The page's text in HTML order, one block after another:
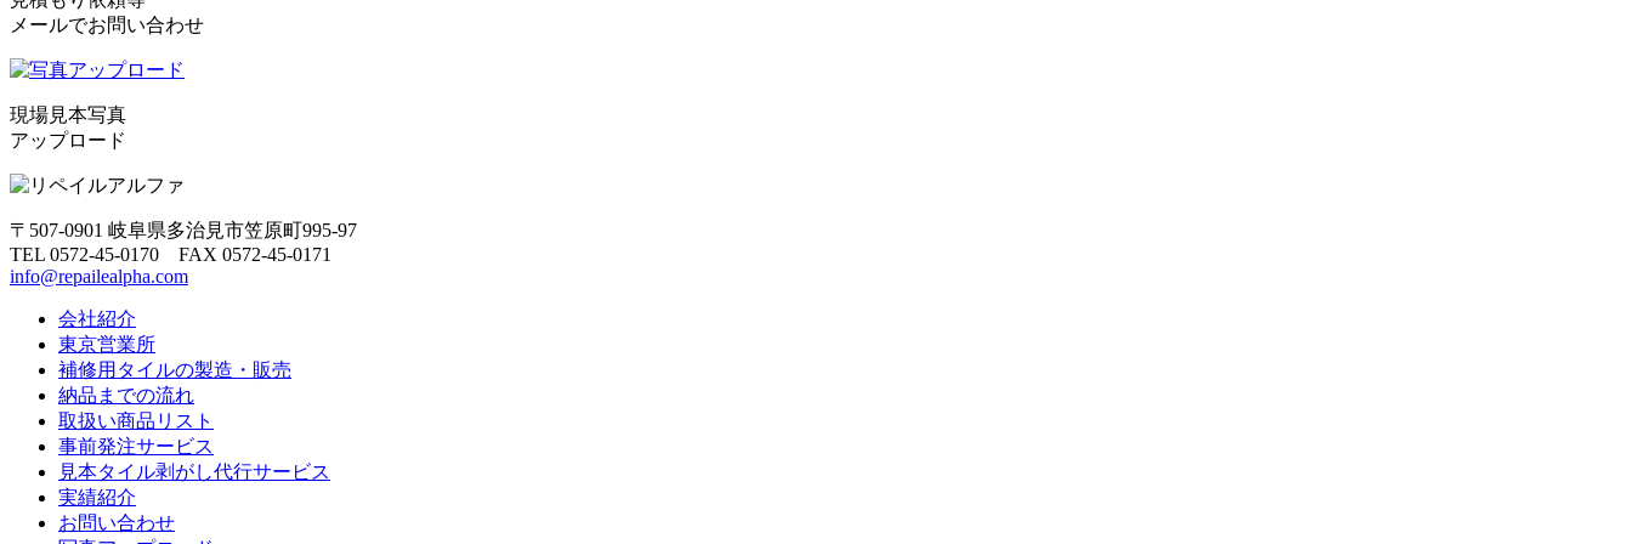
メールでお問い合わせ
現場見本写真
アップロード
〒507-0901 岐阜県多治見市笠原町995-97
TEL 0572-45-0170 FAX 0572-45-0171
info@repailealpha.com
会社紹介
東京営業所
補修用タイルの製造・販売
納品までの流れ
取扱い商品リスト
事前発注サービス
見本タイル剥がし代行サービス
実績紹介
お問い合わせ